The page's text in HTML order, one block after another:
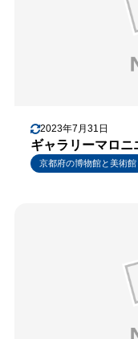
2023年7月31日
ギャラリーマロニ
京都府の博物館と美術館